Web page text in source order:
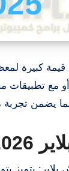
قيمة كبيرة
يضمن تجربة